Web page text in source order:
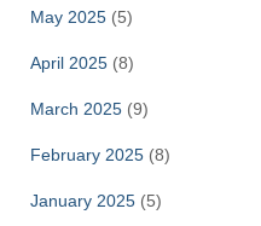
May 2025 (5)
April 2025 (8)
March 2025 (9)
February 2025 (8)
January 2025 (5)